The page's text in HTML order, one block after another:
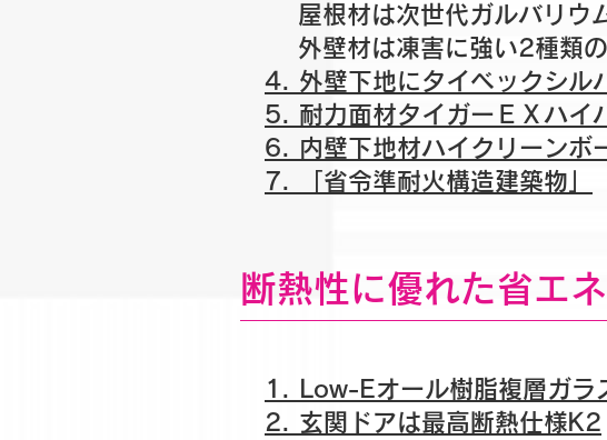
屋根材は次世代ガルバリウ
外壁材は凍害に強い2種類の
4. 外壁下地にタイベックシル
5. 耐力面材タイガーＥＸハイ
6. 内壁下地材ハイクリーンボ
7. 「省令準耐火構造建築物」
断熱性に優れた省エ
1. Low-Eオール樹脂複層ガラ
2. 玄関ドアは最高断熱仕様K2